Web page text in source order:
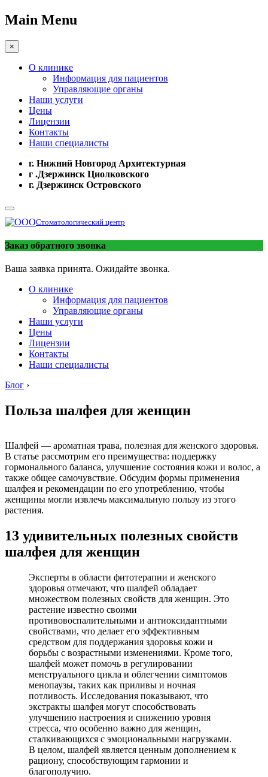
Main Menu
×
О клинике
Информация для пациентов
Управляющие органы
Наши услуги
Цены
Лицензии
Контакты
Наши специалисты
г. Нижний Новгород Архитектурная
г .Дзержинск Циолковского
г. Дзержинск Островского
Стоматологический центр
Заказ обратного звонка
Ваша заявка принята. Ожидайте звонка.
О клинике
Информация для пациентов
Управляющие органы
Наши услуги
Цены
Лицензии
Контакты
Наши специалисты
Блог ›
Польза шалфея для женщин
Шалфей — ароматная трава, полезная для женского здоровья.
В статье рассмотрим его преимущества: поддержку
гормонального баланса, улучшение состояния кожи и волос, а
также общее самочувствие. Обсудим формы применения
шалфея и рекомендации по его употреблению, чтобы
женщины могли извлечь максимальную пользу из этого
растения.
13 удивительных полезных свойств
шалфея для женщин
Эксперты в области фитотерапии и женского
здоровья отмечают, что шалфей обладает
множеством полезных свойств для женщин. Это
растение известно своими
противовоспалительными и антиоксидантными
свойствами, что делает его эффективным
средством для поддержания здоровья кожи и
борьбы с возрастными изменениями. Кроме того,
шалфей может помочь в регулировании
менструального цикла и облегчении симптомов
менопаузы, таких как приливы и ночная
потливость. Исследования показывают, что
экстракты шалфея могут способствовать
улучшению настроения и снижению уровня
стресса, что особенно важно для женщин,
сталкивающихся с эмоциональными нагрузками.
В целом, шалфей является ценным дополнением к
рациону, способствующим гармонии и
благополучию.